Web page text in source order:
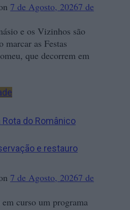
7 de Agosto, 20267 de
e os Vizinhos são
marcar as Festas
que decorrem em
do Românico
e restauro
7 de Agosto, 20267 de
curso um programa